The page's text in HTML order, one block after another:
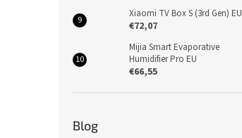
Xiaomi TV Box S (3rd Gen) EU
€72,07
Mijia Smart Evaporative
Humidifier Pro EU
€66,55
Blog